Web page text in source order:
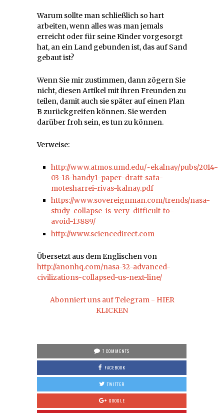
Warum sollte man schließlich so hart
arbeiten, wenn alles was man jemals
erreicht oder für seine Kinder vorgesorgt
hat, an ein Land gebunden ist, das auf Sand
gebaut ist?
Wenn Sie mir zustimmen, dann zögern Sie
nicht, diesen Artikel mit ihren Freunden zu
teilen, damit auch sie später auf einen Plan
B zurückgreifen können. Sie werden
darüber froh sein, es tun zu können.
Verweise:
http://www.atmos.umd.edu/~ekalnay/pubs/2014-
03-18-handy1-paper-draft-safa-
motesharrei-rivas-kalnay.pdf
https://www.sovereignman.com/trends/nasa-
study-collapse-is-very-difficult-to-
avoid-13889/
http://www.sciencedirect.com
Übersetzt aus dem Englischen von
http://anonhq.com/nasa-32-advanced-
civilizations-collapsed-us-next-line/
Abonniert uns auf Telegram - HIER
KLICKEN
7 COMMENTS
FACEBOOK
TWITTER
GOOGLE